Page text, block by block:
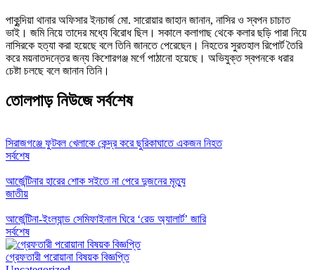
পাকুন্দিয়া থানার অফিসার ইনচার্জ মো. সারোয়ার জাহান জানান, নাসির ও স্বপন চাচাত
ভাই। জমি নিয়ে তাদের মধ্যে বিরোধ ছিল। সকালে কলাগাছ থেকে কলার ছড়ি পারা নিয়ে
নাসিরকে হত্যা করা হয়েছে বলে তিনি জানতে পেরেছেন। নিহতের সুরতহাল রিপোর্ট তৈরি
করে ময়নাতদন্তের জন্য কিশোরগঞ্জ মর্গে পাঠানো হয়েছে। অভিযুক্ত স্বপনকে ধরার
চেষ্টা চলছে বলে জানান তিনি।
তোলপাড় নিউজে সর্বশেষ
সিরাজগঞ্জে ফুটবল খেলাকে কেন্দ্র করে ছুরিকাঘাতে একজন নিহত
সর্বশেষ
আর্জেন্টিনার হারের শোক সইতে না পেরে দুজনের মৃত্যু
জাতীয়
আর্জেন্টিনা-ইংল্যান্ড সেমিফাইনাল ঘিরে ‘রেড অ্যালার্ট’ জারি
সর্বশেষ
গ্রেফতারী পরোয়ানা বিষয়ক বিজ্ঞপ্তি